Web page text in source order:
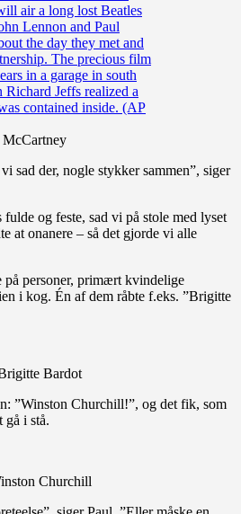
sad der, nogle stykker sammen”, siger
og feste, sad vi på stole med lyset
at onanere – så det gjorde vi alle
på personer, primært kvindelige
i kog. Én af dem råbte f.eks. ”Brigitte
Bardot
”Winston Churchill!”, og det fik, som
gå i stå.
Churchill